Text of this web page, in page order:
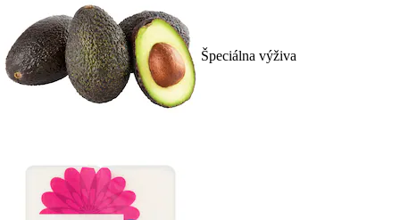
Špeciálna výživa